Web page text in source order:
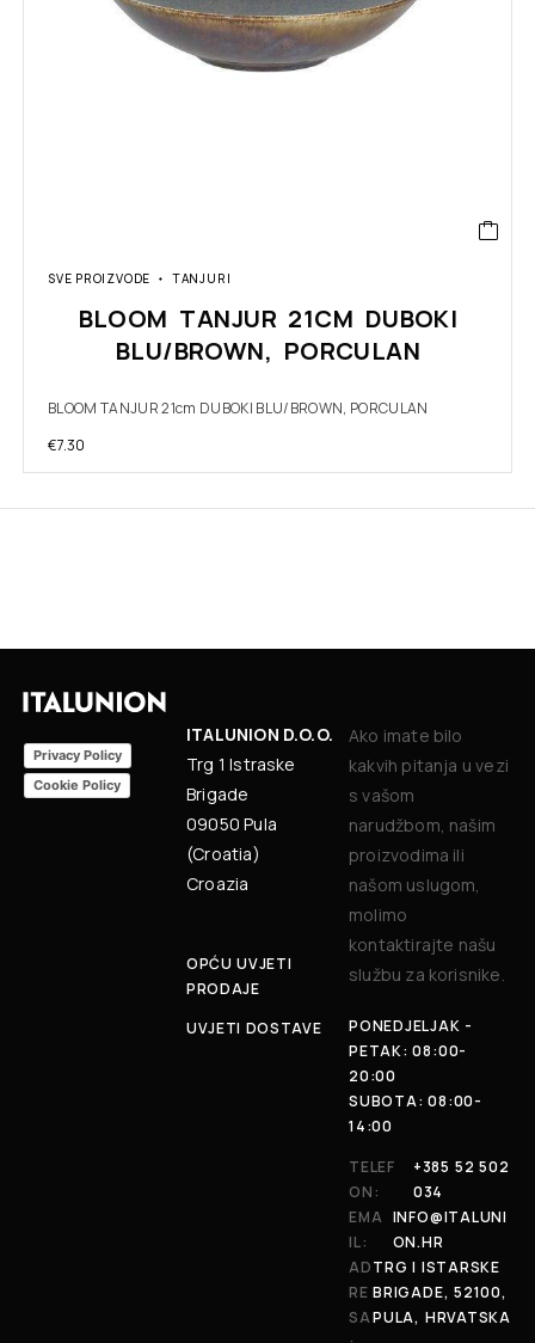
SVE PROIZVODE TANJURI
BLOOM TANJUR 21CM DUBOKI
BLU/BROWN, PORCULAN
BLOOM TANJUR 21cm DUBOKI BLU/BROWN, PORCULAN
€7.30
Privacy Policy
Cookie Policy
ITALUNION D.O.O.
Trg 1 Istraske
Brigade
09050 Pula
(Croatia)
Croazia
OPĆU UVJETI
PRODAJE
UVJETI DOSTAVE
Ako imate bilo
kakvih pitanja u vezi
s vašom
narudžbom, našim
proizvodima ili
našom uslugom,
molimo
kontaktirajte našu
službu za korisnike.
PONEDJELJAK -
PETAK: 08:00-
20:00
SUBOTA: 08:00-
14:00
TELEF
ON:
+385 52 502
034
EMA
IL:
INFO@ITALUNI
ON.HR
AD
RE
SA
TRG I ISTARSKE
BRIGADE, 52100,
PULA, HRVATSKA